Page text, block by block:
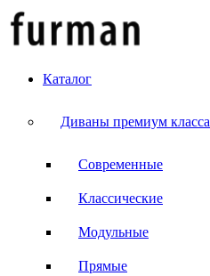
Каталог
Диваны премиум класса
Современные
Классические
Модульные
Прямые